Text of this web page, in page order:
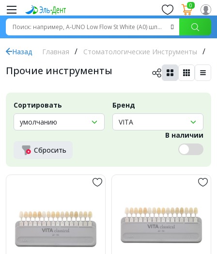
0
Назад Главная Стоматологические Инструменты
Прочие инструменты
Сортировать Бренд
Сбросить
В наличии